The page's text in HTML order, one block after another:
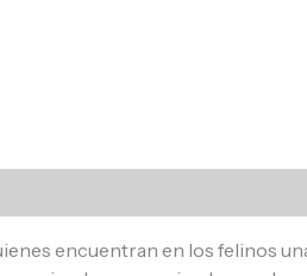
encuentran en los felinos